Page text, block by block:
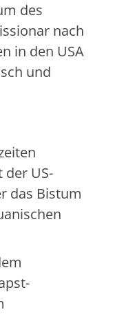
des
nach
in den USA
und
der US-
das Bistum